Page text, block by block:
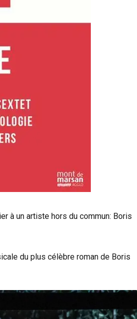
à un artiste hors du commun: Boris
du plus célèbre roman de Boris